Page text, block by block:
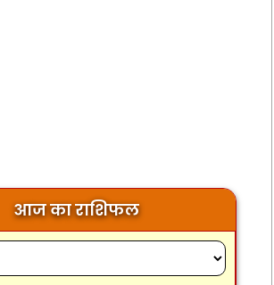
आज का राशिफल